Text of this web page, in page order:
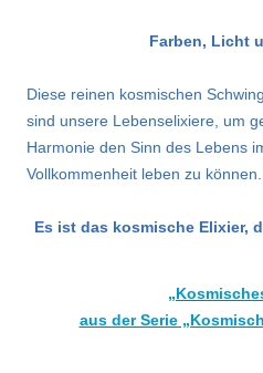
Farben, Licht
Diese reinen kosmischen
sind unsere Lebenselixiere, um
Harmonie den Sinn des Lebens
Vollkommenheit leben zu können.
Es ist das kosmische Elixier,
aus der Serie